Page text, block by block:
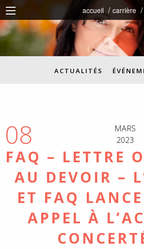
accueil carrière
ACTUALITÉS
08
MARS
2023
FAQ – LETTRE
AU DEVOIR –
ET FAQ
APPEL À